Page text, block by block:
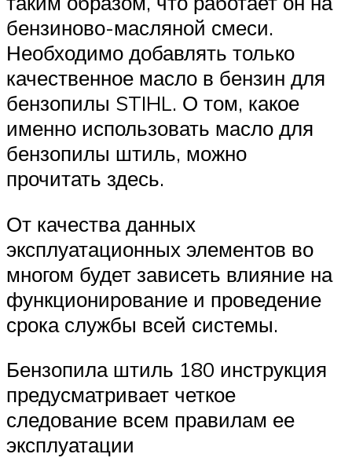
бензиново-масляной смеси.
Необходимо добавлять только
качественное масло в бензин для
бензопилы STIHL. О том, какое
именно использовать масло для
бензопилы штиль, можно
прочитать здесь.
От качества данных
эксплуатационных элементов во
многом будет зависеть влияние на
функционирование и проведение
срока службы всей системы.
Бензопила штиль 180 инструкция
предусматривает четкое
следование всем правилам ее
эксплуатации